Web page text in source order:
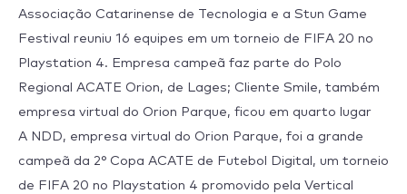
Associação Catarinense de Tecnologia e a Stun Game
Festival reuniu 16 equipes em um torneio de FIFA 20 no
Playstation 4. Empresa campeã faz parte do Polo
Regional ACATE Orion, de Lages; Cliente Smile, também
empresa virtual do Orion Parque, ficou em quarto lugar
A NDD, empresa virtual do Orion Parque, foi a grande
campeã da 2° Copa ACATE de Futebol Digital, um torneio
de FIFA 20 no Playstation 4 promovido pela Vertical